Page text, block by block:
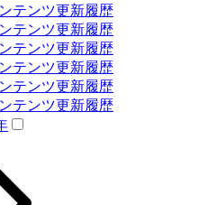
テンツ更新履歴
テンツ更新履歴
テンツ更新履歴
テンツ更新履歴
テンツ更新履歴
テンツ更新履歴